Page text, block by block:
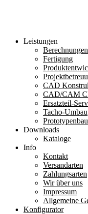
Leistungen
Berechnungen
Fertigung
CAD
CAD/CAM
Ersatzteil-
Tacho-Umbau
Prototypenbau
Downloads
Kataloge
Info
Kontakt
Versandarten
Zahlungsarten
Wir über uns
Impressum
Allgemeine
Konfigurator